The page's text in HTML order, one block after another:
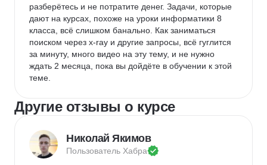
разберётесь и не потратите денег. Задачи, которые
дают на курсах, похоже на уроки информатики 8
класса, всё слишком банально. Как заниматься
поиском через x-ray и другие запросы, всё гуглится
за минуту, много видео на эту тему, и не нужно
ждать 2 месяца, пока вы дойдёте в обучении к этой
теме.
Другие отзывы о курсе
Николай Якимов
Пользователь Хабра